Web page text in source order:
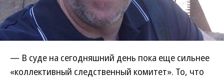
— В суде на сегодняшний день пока еще сильнее
«коллективный следственный комитет». То, что